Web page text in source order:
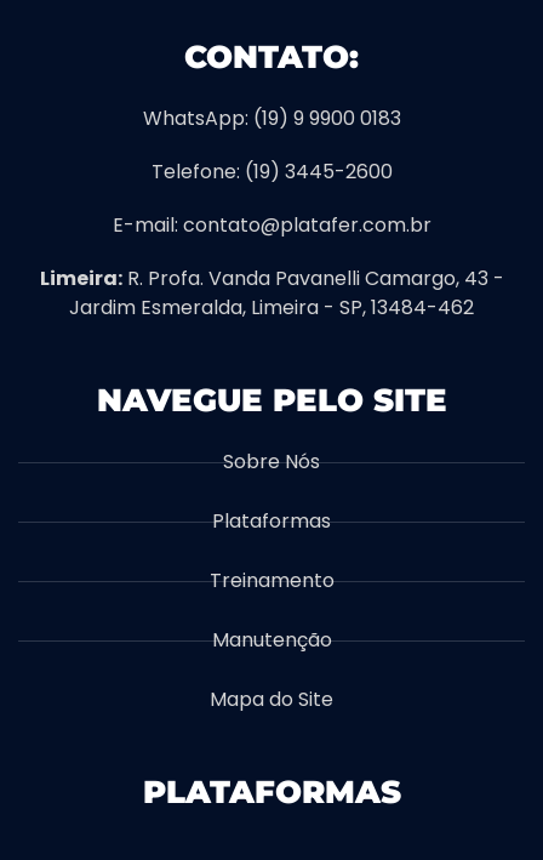
CONTATO:
WhatsApp: (19) 9 9900 0183
Telefone: (19) 3445-2600
E-mail: contato@platafer.com.br
Limeira:R. Profa. Vanda Pavanelli Camargo, 43 -
Jardim Esmeralda, Limeira - SP, 13484-462
NAVEGUE PELO SITE
Sobre Nós
Plataformas
Treinamento
Manutenção
Mapa do Site
PLATAFORMAS